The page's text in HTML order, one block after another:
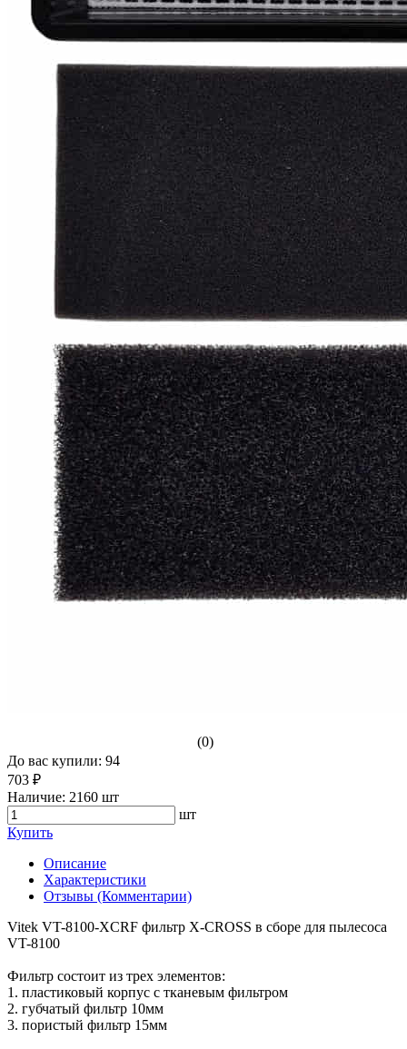
(0)
До вас купили: 94
703 ₽
Наличие: 2160 шт
шт
Купить
Описание
Характеристики
Отзывы (Комментарии)
Vitek VT-8100-XCRF фильтр X-CROSS в сборе для пылесоса
VT-8100
Фильтр состоит из трех элементов:
1. пластиковый корпус с тканевым фильтром
2. губчатый фильтр 10мм
3. пористый фильтр 15мм